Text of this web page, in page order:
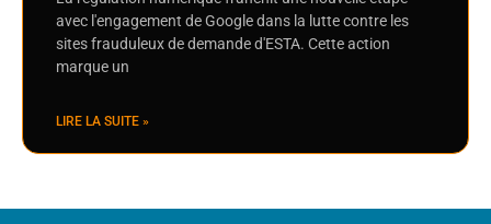
avec l'engagement de Google dans la lutte contre les
sites frauduleux de demande d'ESTA. Cette action
marque un
LIRE LA SUITE »